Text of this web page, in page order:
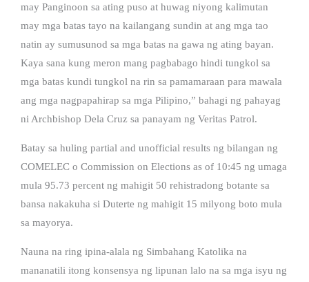
may Panginoon sa ating puso at huwag niyong kalimutan
may mga batas tayo na kailangang sundin at ang mga tao
natin ay sumusunod sa mga batas na gawa ng ating bayan.
Kaya sana kung meron mang pagbabago hindi tungkol sa
mga batas kundi tungkol na rin sa pamamaraan para mawala
ang mga nagpapahirap sa mga Pilipino,” bahagi ng pahayag
ni Archbishop Dela Cruz sa panayam ng Veritas Patrol.
Batay sa huling partial and unofficial results ng bilangan ng
COMELEC o Commission on Elections as of 10:45 ng umaga
mula 95.73 percent ng mahigit 50 rehistradong botante sa
bansa nakakuha si Duterte ng mahigit 15 milyong boto mula
sa mayorya.
Nauna na ring ipina-alala ng Simbahang Katolika na
mananatili itong konsensya ng lipunan lalo na sa mga isyu ng